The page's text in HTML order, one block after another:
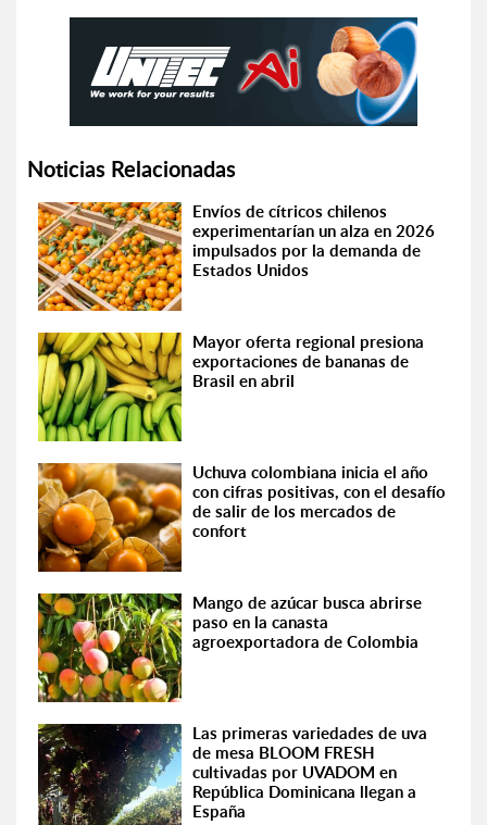
Noticias Relacionadas
Envíos de cítricos chilenos
experimentarían un alza en 2026
impulsados por la demanda de
Estados Unidos
Mayor oferta regional presiona
exportaciones de bananas de
Brasil en abril
Uchuva colombiana inicia el año
con cifras positivas, con el desafío
de salir de los mercados de
confort
Mango de azúcar busca abrirse
paso en la canasta
agroexportadora de Colombia
Las primeras variedades de uva
de mesa BLOOM FRESH
cultivadas por UVADOM en
República Dominicana llegan a
España